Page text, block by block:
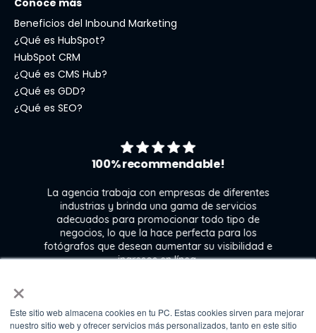
×
Este sitio web almacena cookies en tu PC. Estas cookies sirven para mejorar
nuestro sitio web y ofrecer servicios más personalizados, tanto en este sitio
Beneficios del Inbound Marketing
¿Qué es HubSpot?
HubSpot CRM
¿Qué es CMS Hub?
¿Qué es GDD?
¿Qué es SEO?
100% recommendable!
La agencia trabaja con empresas de diferentes
industrias y brinda una gama de servicios
adecuados para promocionar todo tipo de
negocios, lo que la hace perfecta para los
fotógrafos que desean aumentar su visibilidad e
ingresos en línea.
Kate Gross